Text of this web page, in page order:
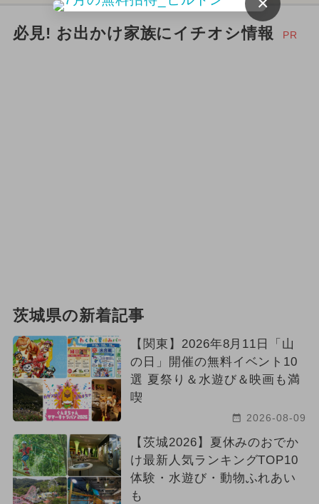
必見! お出かけ家族にイチオシ情報 PR
茨城県の新着記事
【関東】2026年8月11日「山
の日」開催の無料イベント10
選 夏祭り＆水遊び＆映画も満
喫
2026-08-09
【茨城2026】夏休みのおでか
け最新人気ランキングTOP10
体験・水遊び・動物ふれあい
も